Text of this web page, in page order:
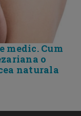
medic. Cum
o
naturala